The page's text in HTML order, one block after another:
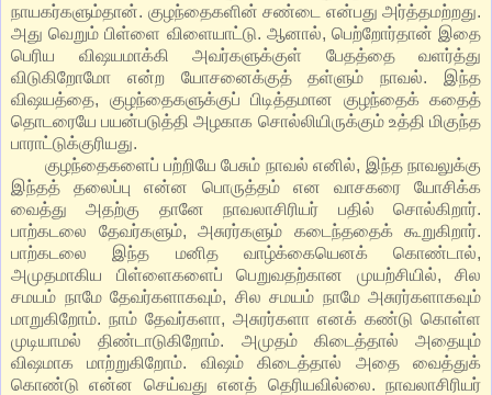
நாயகர்களும்தான். குழந்தைகளின் சண்டை என்பது அர்த்தமற்றது.
அது வெறும் பிள்ளை விளையாட்டு. ஆனால், பெற்றோர்தான் இதை
பெரிய விஷயமாக்கி அவர்களுக்குள் பேதத்தை வளர்த்து
விடுகிறோமோ என்ற யோசனைக்குத் தள்ளும் நாவல். இந்த
விஷயத்தை, குழந்தைகளுக்குப் பிடித்தமான குழந்தைக் கதைத்
தொடரையே பயன்படுத்தி அழகாக சொல்லியிருக்கும் உத்தி மிகுந்த
பாராட்டுக்குரியது.
குழந்தைகளைப் பற்றியே பேசும் நாவல் எனில், இந்த நாவலுக்கு
இந்தத் தலைப்பு என்ன பொருத்தம் என வாசகரை யோசிக்க
வைத்து அதற்கு தானே நாவலாசிரியர் பதில் சொல்கிறார்.
பாற்கடலை தேவர்களும், அசுரர்களும் கடைந்ததைக் கூறுகிறார்.
பாற்கடலை இந்த மனித வாழ்க்கையெனக் கொண்டால்,
அமுதமாகிய பிள்ளைகளைப் பெறுவதற்கான முயற்சியில், சில
சமயம் நாமே தேவர்களாகவும், சில சமயம் நாமே அசுரர்களாகவும்
மாறுகிறோம். நாம் தேவர்களா, அசுரர்களா எனக் கண்டு கொள்ள
முடியாமல் திண்டாடுகிறோம். அமுதம் கிடைத்தால் அதையும்
விஷமாக மாற்றுகிறோம். விஷம் கிடைத்தால் அதை வைத்துக்
கொண்டு என்ன செய்வது எனத் தெரியவில்லை. நாவலாசிரியர்